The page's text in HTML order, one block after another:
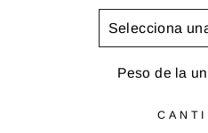
Peso de la